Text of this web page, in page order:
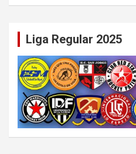
Liga Regular 2025